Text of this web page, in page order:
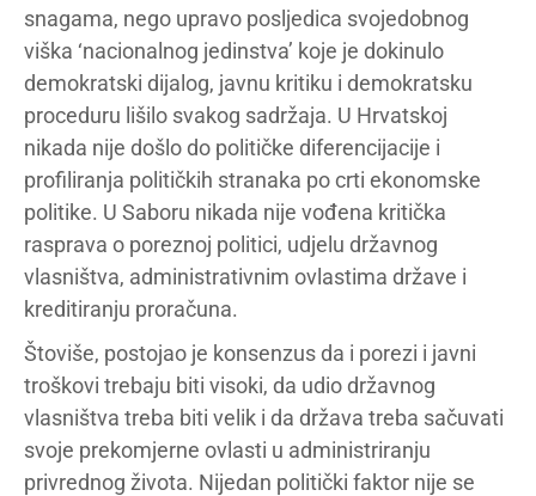
snagama, nego upravo posljedica svojedobnog
viška ‘nacionalnog jedinstva’ koje je dokinulo
demokratski dijalog, javnu kritiku i demokratsku
proceduru lišilo svakog sadržaja. U Hrvatskoj
nikada nije došlo do političke diferencijacije i
profiliranja političkih stranaka po crti ekonomske
politike. U Saboru nikada nije vođena kritička
rasprava o poreznoj politici, udjelu državnog
vlasništva, administrativnim ovlastima države i
kreditiranju proračuna.
Štoviše, postojao je konsenzus da i porezi i javni
troškovi trebaju biti visoki, da udio državnog
vlasništva treba biti velik i da država treba sačuvati
svoje prekomjerne ovlasti u administriranju
privrednog života. Nijedan politički faktor nije se